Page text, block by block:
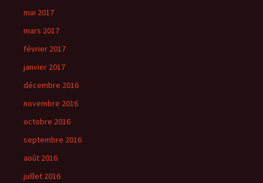
mai 2017
mars 2017
février 2017
janvier 2017
décembre 2016
novembre 2016
octobre 2016
septembre 2016
août 2016
juillet 2016